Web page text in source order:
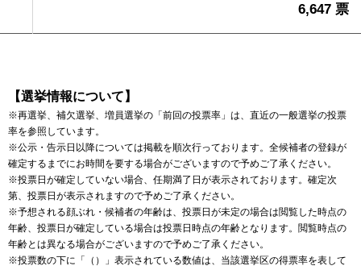
6,647 票
【選挙情報について】
※再選挙、補欠選挙、増員選挙の「前回の投票率」は、直近の一般選挙の投票
率を参照しています。
※公示・告示日以降については掲載を順次行っております。全候補者の登録が
確定するまでにお時間を要する場合がございますので予めご了承ください。
※投票日が確定していない場合、任期満了日が表示されております。確定次
第、投票日が表示されますので予めご了承ください。
※予想される顔ぶれ・候補者の年齢は、投票日が未定の場合は閲覧した時点の
年齢、投票日が確定している場合は投票日時点の年齢となります。閲覧時点の
年齢とは異なる場合がございますので予めご了承ください。
※投票数の下に「（）」表示されている数値は、当該選挙区の得票率を表して